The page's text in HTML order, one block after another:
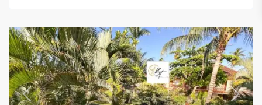
Previous Next